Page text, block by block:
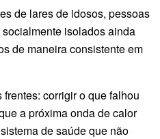
de lares de idosos, pessoas
isolados ainda
de maneira consistente em
frentes: corrigir o que falhou
a próxima onda de calor
de saúde que não